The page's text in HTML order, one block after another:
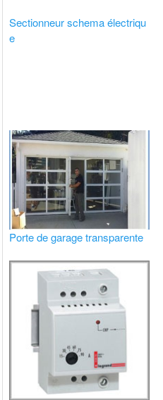
Sectionneur schema électriqu
e
Porte de garage transparente